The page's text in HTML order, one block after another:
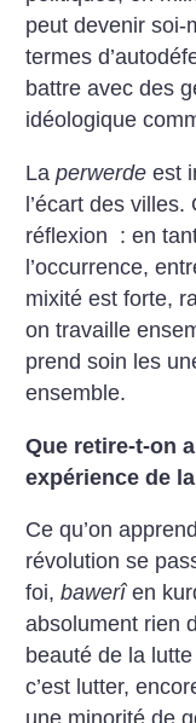
peut devenir soi-
termes
battre avec des
idéologique
Laperwerde est
l’écart des
réflexion : en tant
l’occurrence,
mixité est forte,
on travaille
prend soin les
ensemble.
Que retire-t-on
expérience de
Ce qu’on
révolution se
foi,bawerîen
absolument rien
beauté de la
c’est lutter,